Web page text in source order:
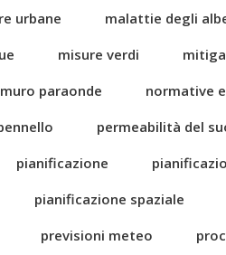
urbane malattie degli
misure verdi
muro paraonde normative
permeabilità del
pianificazione
pianificazione spaziale
previsioni meteo